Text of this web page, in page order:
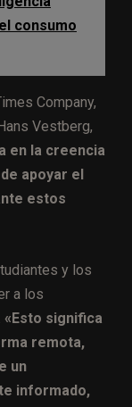
consumo
Company,
Vestberg,
en la creencia
apoyar el
estos
y los
a los
«Esto significa
remota,
un
informado,